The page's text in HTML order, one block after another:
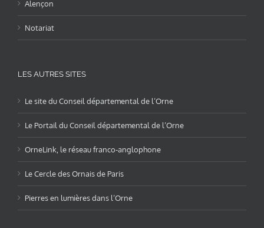
Alençon
Notariat
LES AUTRES SITES
Le site du Conseil départemental de l’Orne
Le Portail du Conseil départemental de l’Orne
OrneLink, le réseau franco-anglophone
Le Cercle des Ornais de Paris
Pierres en lumières dans l’Orne